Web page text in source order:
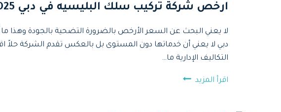
دبي
ارخص شركة تركيب سلك البليسيه في دبي 2025
لا يعني البحث عن السعر الأرخص بالضرورة التضحية بالجودة وهذا
دبي لا يعني أن خدماتها دون المستوى بل بالعكس تقدم الشركة حلاً
التكاليف الإدارية ما…
اقرأ المزيدارخص